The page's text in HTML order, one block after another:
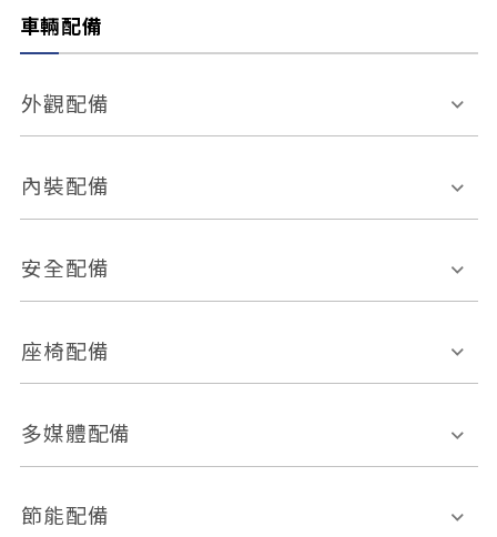
車輛配備
外觀配備
電動天窗
後視鏡方向指示燈
內裝配備
多功能方向盤
恆溫空調
安全配備
前座正面氣囊
ABS防鎖死
車道偏離警示
座椅配備
皮椅
多媒體配備
外部音源接入
節能配備